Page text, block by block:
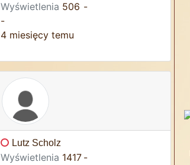
Wyświetlenia 506
-
4 miesięcy temu
-
Lutz Scholz
Wyświetlenia 1417 -